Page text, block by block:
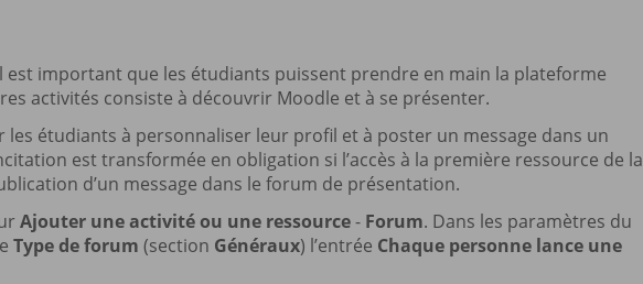
est important que les étudiants puissent prendre en main la plateforme
activités consiste à découvrir Moodle et à se présenter.
étudiants à personnaliser leur profil et à poster un message dans un
est transformée en obligation si l’accès à la première ressource de la
d’un message dans le forum de présentation.
Ajouter une activité ou une ressource- Forum. Dans les paramètres du
Type de forum (section Généraux) l’entrée Chaque personne lance une